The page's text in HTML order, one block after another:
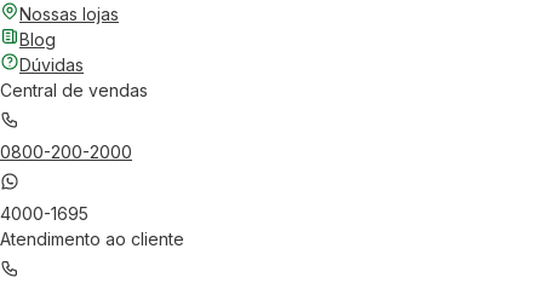
Nossas lojas
Blog
Dúvidas
Central de vendas
0800-200-2000
4000-1695
Atendimento ao cliente